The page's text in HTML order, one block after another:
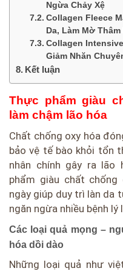
Ngừa Chảy Xệ
Collagen Fleece
Da, Làm Mờ Thâm
Collagen
Giảm Nhăn
Kết luận
Thực phẩm giàu
làm chậm lão hóa
Chất chống oxy hóa
bảo vệ tế bào khỏi tổn
nhân chính gây ra
phẩm giàu chất
ngày giúp duy trì làn da
ngăn ngừa nhiều bệnh
Các loại quả mọng –
hóa dồi dào
Những loại quả như